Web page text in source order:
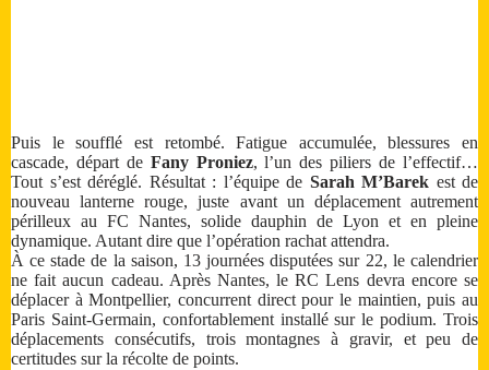
Puis le soufflé est retombé. Fatigue accumulée, blessures en
cascade, départ de Fany Proniez, l’un des piliers de l’effectif…
Tout s’est déréglé. Résultat : l’équipe de Sarah M’Barek est de
nouveau lanterne rouge, juste avant un déplacement autrement
périlleux au FC Nantes, solide dauphin de Lyon et en pleine
dynamique. Autant dire que l’opération rachat attendra.
À ce stade de la saison, 13 journées disputées sur 22, le calendrier
ne fait aucun cadeau. Après Nantes, le RC Lens devra encore se
déplacer à Montpellier, concurrent direct pour le maintien, puis au
Paris Saint-Germain, confortablement installé sur le podium. Trois
déplacements consécutifs, trois montagnes à gravir, et peu de
certitudes sur la récolte de points.